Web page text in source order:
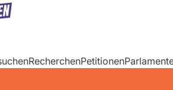
RecherchenPetitionen